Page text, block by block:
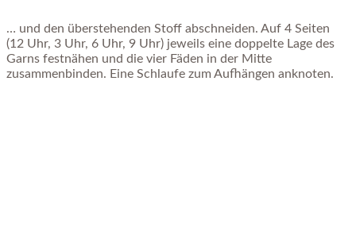
… und den überstehenden Stoff abschneiden. Auf 4 Seiten
(12 Uhr, 3 Uhr, 6 Uhr, 9 Uhr) jeweils eine doppelte Lage des
Garns festnähen und die vier Fäden in der Mitte
zusammenbinden. Eine Schlaufe zum Aufhängen anknoten.